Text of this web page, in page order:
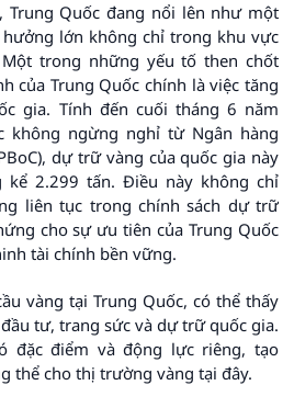
Trung Quốc đang nổi lên như một
lớn không chỉ trong khu vực
trong những yếu tố then chốt
của Trung Quốc chính là việc tăng
gia. Tính đến cuối tháng 6 năm
không ngừng nghỉ từ Ngân hàng
dự trữ vàng của quốc gia này
kể 2.299 tấn. Điều này không chỉ
liên tục trong chính sách dự trữ
cho sự ưu tiên của Trung Quốc
tài chính bền vững.
vàng tại Trung Quốc, có thể thấy
tư, trang sức và dự trữ quốc gia.
đặc điểm và động lực riêng, tạo
thể cho thị trường vàng tại đây.